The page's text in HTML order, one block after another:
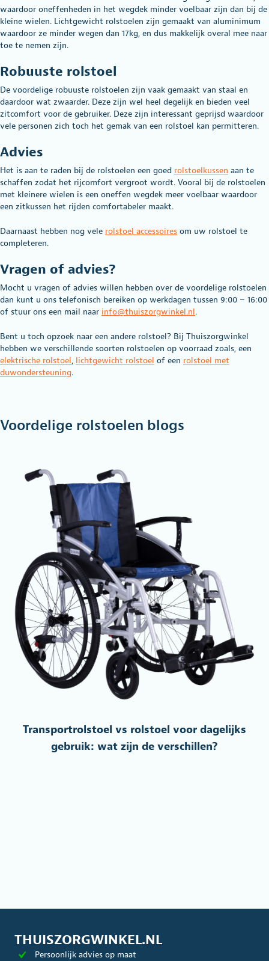
waardoor oneffenheden in het wegdek minder voelbaar zijn dan bij de
kleine wielen. Lichtgewicht rolstoelen zijn gemaakt van aluminimum
waardoor ze minder wegen dan 17kg, en dus makkelijk overal mee naar
toe te nemen zijn.
Robuuste rolstoel
De voordelige robuuste rolstoelen zijn vaak gemaakt van staal en
daardoor wat zwaarder. Deze zijn wel heel degelijk en bieden veel
zitcomfort voor de gebruiker. Deze zijn interessant geprijsd waardoor
vele personen zich toch het gemak van een rolstoel kan permitteren.
Advies
Het is aan te raden bij de rolstoelen een goed rolstoelkussen aan te
schaffen zodat het rijcomfort vergroot wordt. Vooral bij de rolstoelen
met kleinere wielen is een oneffen wegdek meer voelbaar waardoor
een zitkussen het rijden comfortabeler maakt.
Daarnaast hebben nog vele rolstoel accessoires om uw rolstoel te
completeren.
Vragen of advies?
Mocht u vragen of advies willen hebben over de voordelige rolstoelen
dan kunt u ons telefonisch bereiken op werkdagen tussen 9:00 – 16:00
of stuur ons een mail naar info@thuiszorgwinkel.nl.
Bent u toch opzoek naar een andere rolstoel? Bij Thuiszorgwinkel
hebben we verschillende soorten rolstoelen op voorraad zoals, een
elektrische rolstoel, lichtgewicht rolstoel of een rolstoel met
duwondersteuning.
Voordelige rolstoelen blogs
Transportrolstoel vs rolstoel voor dagelijks
gebruik: wat zijn de verschillen?
THUISZORGWINKEL.NL
Persoonlijk advies op maat